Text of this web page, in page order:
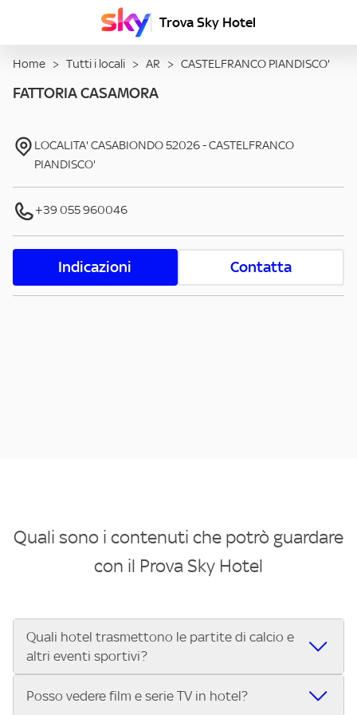
Trova Sky Hotel
Home > Tutti i locali > AR > CASTELFRANCO PIANDISCO'
FATTORIA CASAMORA
LOCALITA' CASABIONDO52026-CASTELFRANCO
PIANDISCO'
+39 055 960046
Indicazioni Contatta
Quali sono i contenuti che potrò guardare
con il Prova Sky Hotel
Quali hotel trasmettono le partite di calcio e
altri eventi sportivi?
Se cerchi un hotel dove poter vedere le partite di Serie A,
Posso vedere film e serie TV in hotel?